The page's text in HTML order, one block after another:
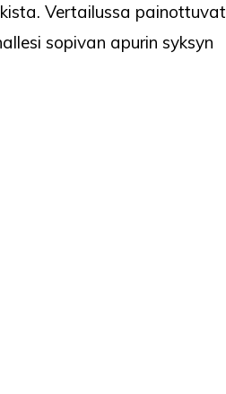
Vertailussa painottuvat
sopivan apurin syksyn